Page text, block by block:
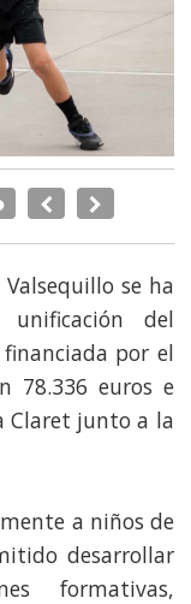
se ha
del
por el
78.336 euros e
Claret junto a la
a niños de
desarrollar
formativas,